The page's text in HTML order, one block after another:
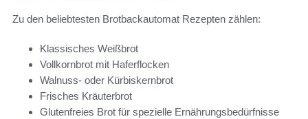
Zu den beliebtesten Brotbackautomat Rezepten zählen:
Klassisches Weißbrot
Vollkornbrot mit Haferflocken
Walnuss- oder Kürbiskernbrot
Frisches Kräuterbrot
Glutenfreies Brot für spezielle Ernährungsbedürfnisse